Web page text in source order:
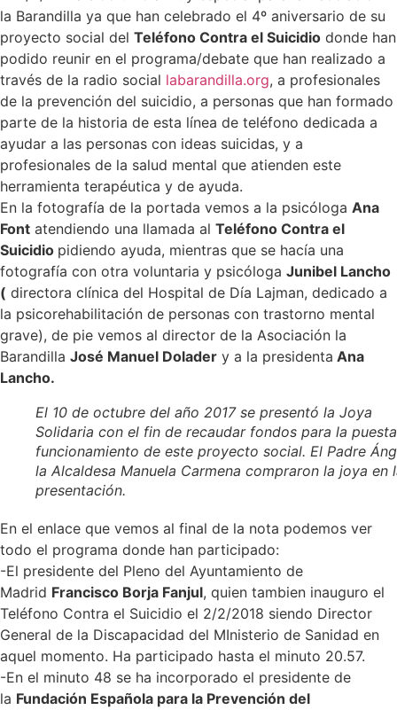
la Barandilla ya que han celebrado el 4º aniversario de su
proyecto social del Teléfono Contra el Suicidio donde han
podido reunir en el programa/debate que han realizado a
través de la radio social labarandilla.org, a profesionales
de la prevención del suicidio, a personas que han formado
parte de la historia de esta línea de teléfono dedicada a
ayudar a las personas con ideas suicidas, y a
profesionales de la salud mental que atienden este
herramienta terapéutica y de ayuda.
En la fotografía de la portada vemos a la psicóloga Ana
Font atendiendo una llamada al Teléfono Contra el
Suicidio pidiendo ayuda, mientras que se hacía una
fotografía con otra voluntaria y psicóloga Junibel Lancho
( directora clínica del Hospital de Día Lajman, dedicado a
la psicorehabilitación de personas con trastorno mental
grave), de pie vemos al director de la Asociación la
Barandilla José Manuel Dolader y a la presidenta Ana
Lancho.
El 10 de octubre del año 2017 se presentó la Joya
Solidaria con el fin de recaudar fondos para la
funcionamiento de este proyecto social. El Padre
la Alcaldesa Manuela Carmena compraron la joya en
presentación.
En el enlace que vemos al final de la nota podemos ver
todo el programa donde han participado:
-El presidente del Pleno del Ayuntamiento de
Madrid Francisco Borja Fanjul, quien tambien inauguro el
Teléfono Contra el Suicidio el 2/2/2018 siendo Director
General de la Discapacidad del MInisterio de Sanidad en
aquel momento. Ha participado hasta el minuto 20.57.
-En el minuto 48 se ha incorporado el presidente de
la Fundación Española para la Prevención del